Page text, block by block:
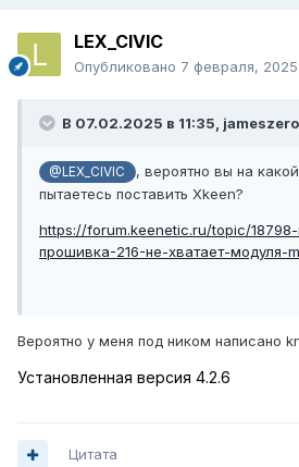
LEX_CIVIC
Опубликовано 7 февраля, 2025
В 07.02.2025 в 11:35, jameszero
@LEX_CIVIC
, вероятно вы на
пытаетесь поставить Xkeen?
https://forum.keenetic.ru/topic/
прошивка-216-не-хватает-модуля-
Вероятно у меня под ником написано
Установленная версия 4.2.6
Цитата